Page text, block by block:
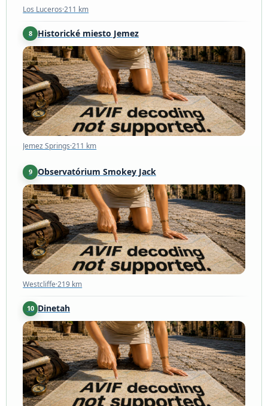
Los Luceros·211 km
8 Historické miesto Jemez
Jemez Springs·211 km
Jemez Springs·211 km
9 Observatórium Smokey Jack
Westcliffe·219 km
Westcliffe·219 km
10 Dinetah
Window Rock·226 km